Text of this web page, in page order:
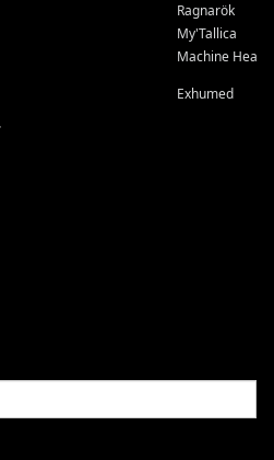
Ragnarök
My'Tallica
Machine Head
Exhumed